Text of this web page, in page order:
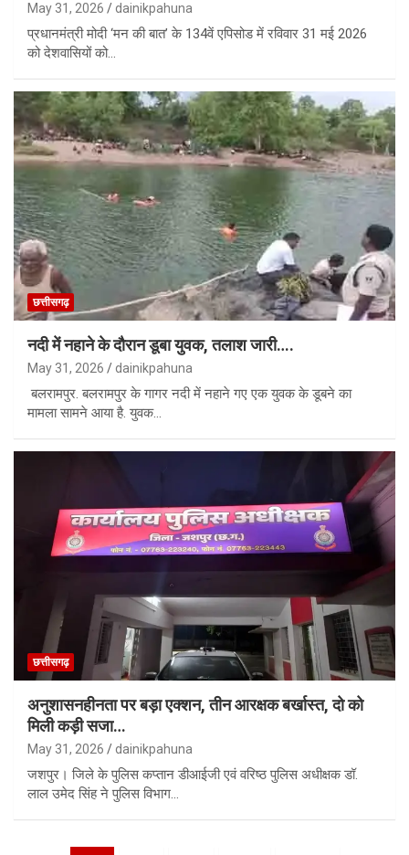
May 31, 2026 dainikpahuna
प्रधानमंत्री मोदी ‘मन की बात’ के 134वें एपिसोड में रविवार 31 मई 2026
को देशवासियों को…
छत्तीसगढ़
नदी में नहाने के दौरान डूबा युवक, तलाश जारी….
May 31, 2026 dainikpahuna
बलरामपुर. बलरामपुर के गागर नदी में नहाने गए एक युवक के डूबने का
मामला सामने आया है. युवक…
छत्तीसगढ़
अनुशासनहीनता पर बड़ा एक्शन, तीन आरक्षक बर्खास्त, दो को
मिली कड़ी सजा…
May 31, 2026 dainikpahuna
जशपुर। जिले के पुलिस कप्तान डीआईजी एवं वरिष्ठ पुलिस अधीक्षक डॉ.
लाल उमेद सिंह ने पुलिस विभाग…